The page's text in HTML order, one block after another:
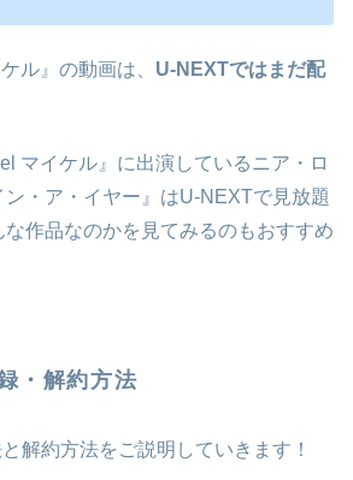
ル』の動画は、 U-NEXTではまだ配
マイケル』に出演しているニア・ロ
ン・ア・イヤー』はU-NEXTで見放題
作品なのかを見てみるのもおすすめ
・解約方法
解約方法をご説明していきます！